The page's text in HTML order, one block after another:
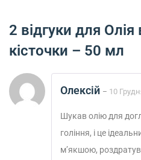
2 відгуки для Олія
кісточки – 50 мл
Олексій – 10
Шукав олію для
гоління, і це
м’якшою,